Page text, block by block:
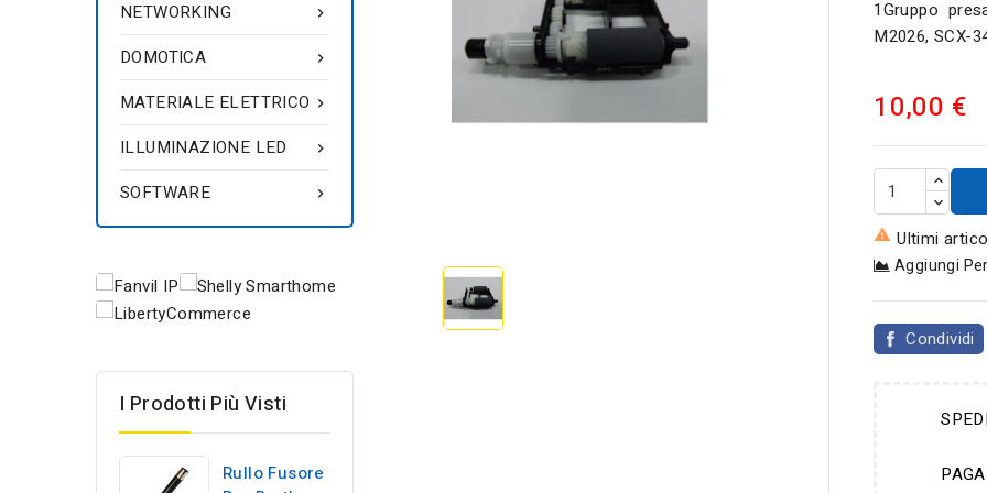

NETWORKING

DOMOTICA

MATERIALE ELETTRICO

ILLUMINAZIONE LED

SOFTWARE
I Prodotti Più Visti
Rullo Fusore
1Gruppo
M2026, SCX-
10,00 €
 Ultimi
Aggiungi
Condividi